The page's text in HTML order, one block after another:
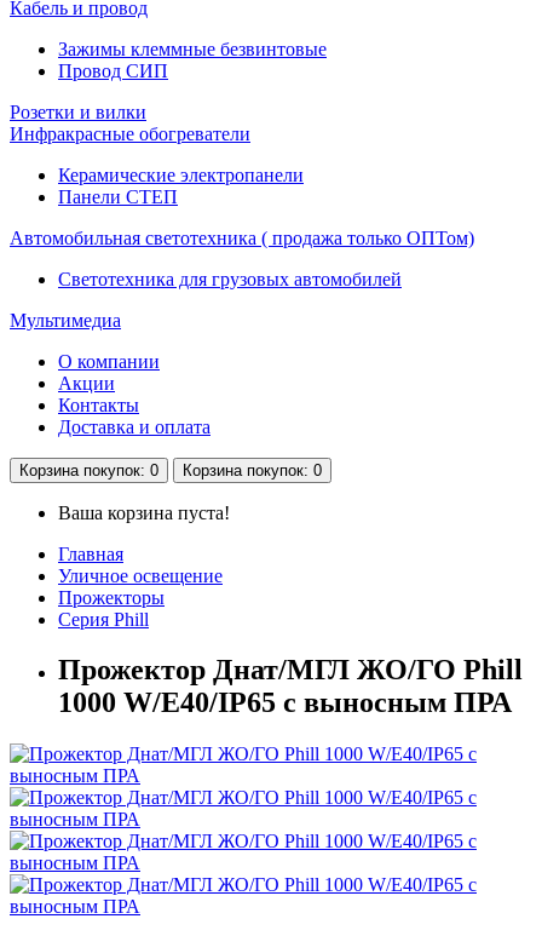
Кабель и провод
Зажимы клеммные безвинтовые
Провод СИП
Розетки и вилки
Инфракрасные обогреватели
Керамические электропанели
Панели CТЕП
Автомобильная светотехника ( продажа только ОПТом)
Светотехника для грузовых автомобилей
Мультимедиа
О компании
Акции
Контакты
Доставка и оплата
Корзина покупок: 0 Корзина покупок: 0
Ваша корзина пуста!
Главная
Уличное освещение
Прожекторы
Серия Phill
Прожектор Днат/МГЛ ЖО/ГО Phill
1000 W/Е40/IP65 c выносным ПРА